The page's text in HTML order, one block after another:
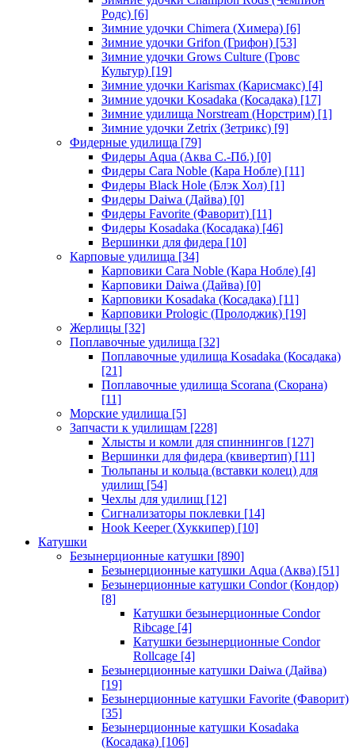
Родс) [6]
Зимние удочки Chimera (Химера) [6]
Зимние удочки Grifon (Грифон) [53]
Зимние удочки Grows Culture (Гровс
Культур) [19]
Зимние удочки Karismax (Карисмакс) [4]
Зимние удочки Kosadaka (Косадака) [17]
Зимние удилища Norstream (Норстрим) [1]
Зимние удочки Zetrix (Зетрикс) [9]
Фидерные удилища [79]
Фидеры Aqua (Аква С.-Пб.) [0]
Фидеры Cara Noble (Кара Нобле) [11]
Фидеры Black Hole (Блэк Хол) [1]
Фидеры Daiwa (Дайва) [0]
Фидеры Favorite (Фаворит) [11]
Фидеры Kosadaka (Косадака) [46]
Вершинки для фидера [10]
Карповые удилища [34]
Карповики Cara Noble (Кара Нобле) [4]
Карповики Daiwa (Дайва) [0]
Карповики Kosadaka (Косадака) [11]
Карповики Prologic (Пролоджик) [19]
Жерлицы [32]
Поплавочные удилища [32]
Поплавочные удилища Kosadaka (Косадака)
[21]
Поплавочные удилища Scorana (Скорана)
[11]
Морские удилища [5]
Запчасти к удилищам [228]
Хлысты и комли для спиннингов [127]
Вершинки для фидера (квивертип) [11]
Тюльпаны и кольца (вставки колец) для
удилищ [54]
Чехлы для удилищ [12]
Сигнализаторы поклевки [14]
Hook Keeper (Хуккипер) [10]
Катушки
Безынерционные катушки [890]
Безынерционные катушки Aqua (Аква) [51]
Безынерционные катушки Condor (Кондор)
[8]
Катушки безынерционные Condor
Ribcage [4]
Катушки безынерционные Condor
Rollcage [4]
Безынерционные катушки Daiwa (Дайва)
[19]
Безынерционные катушки Favorite (Фаворит)
[35]
Безынерционные катушки Kosadaka
(Косадака) [106]